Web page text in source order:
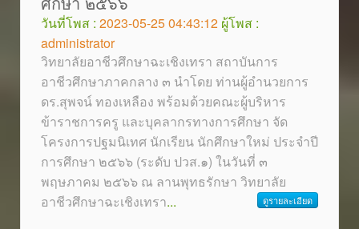
วันที่โพส : 2023-05-25 04:43:12 ผู้โพส :
administrator
วิทยาลัยอาชีวศึกษาฉะเชิงเทรา สถาบันการ
อาชีวศึกษาภาคกลาง ๓ นำโดย ท่านผู้อำนวยการ
ดร.สุพจน์ ทองเหลือง พร้อมด้วยคณะผู้บริหาร
ข้าราชการครู และบุคลากรทางการศึกษา จัด
โครงการปฐมนิเทศ นักเรียน นักศึกษาใหม่ ประจำปี
การศึกษา ๒๕๖๖ (ระดับ ปวส.๑) ในวันที่ ๓
พฤษภาคม ๒๕๖๖ ณ ลานพุทธรักษา วิทยาลัย
อาชีวศึกษาฉะเชิงเทรา... ดูรายละเอียด